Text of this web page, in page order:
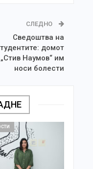
СЛЕДНО
Сведоштва на
домот
„Стив Наумов“ им
носи болести